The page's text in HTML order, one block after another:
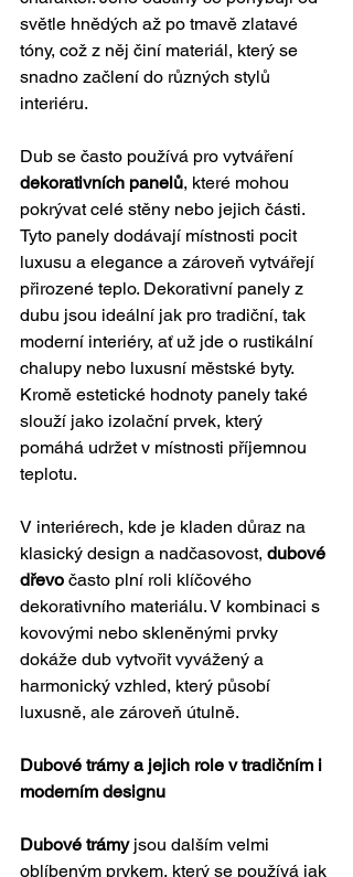
světle hnědých až po tmavě zlatavé
tóny, což z něj činí materiál, který se
snadno začlení do různých stylů
interiéru.
Dub se často používá pro vytváření
dekorativních panelů, které mohou
pokrývat celé stěny nebo jejich části.
Tyto panely dodávají místnosti pocit
luxusu a elegance a zároveň vytvářejí
přirozené teplo. Dekorativní panely z
dubu jsou ideální jak pro tradiční, tak
moderní interiéry, ať už jde o rustikální
chalupy nebo luxusní městské byty.
Kromě estetické hodnoty panely také
slouží jako izolační prvek, který
pomáhá udržet v místnosti příjemnou
teplotu.
V interiérech, kde je kladen důraz na
klasický design a nadčasovost, dubové
dřevo často plní roli klíčového
dekorativního materiálu. V kombinaci s
kovovými nebo skleněnými prvky
dokáže dub vytvořit vyvážený a
harmonický vzhled, který působí
luxusně, ale zároveň útulně.
Dubové trámy a jejich role v tradičním i
moderním designu
Dubové trámy jsou dalším velmi
oblíbeným prvkem, který se používá jak